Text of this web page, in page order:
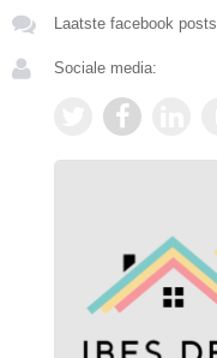
Laatste facebook posts
Sociale media: